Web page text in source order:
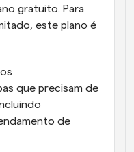
gratuito. Para
este plano é
que precisam de
de